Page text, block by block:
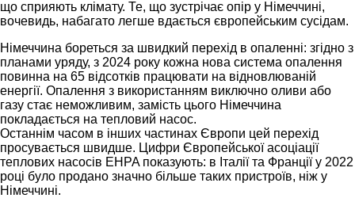
що сприяють клімату. Те, що зустрічає опір у Німеччині,
вочевидь, набагато легше вдається європейським сусідам.
Німеччина бореться за швидкий перехід в опаленні: згідно з
планами уряду, з 2024 року кожна нова система опалення
повинна на 65 відсотків працювати на відновлюваній
енергії. Опалення з використанням виключно оливи або
газу стає неможливим, замість цього Німеччина
покладається на тепловий насос.
Останнім часом в інших частинах Європи цей перехід
просувається швидше. Цифри Європейської асоціації
теплових насосів EHPA показують: в Італії та Франції у 2022
році було продано значно більше таких пристроїв, ніж у
Німеччині.